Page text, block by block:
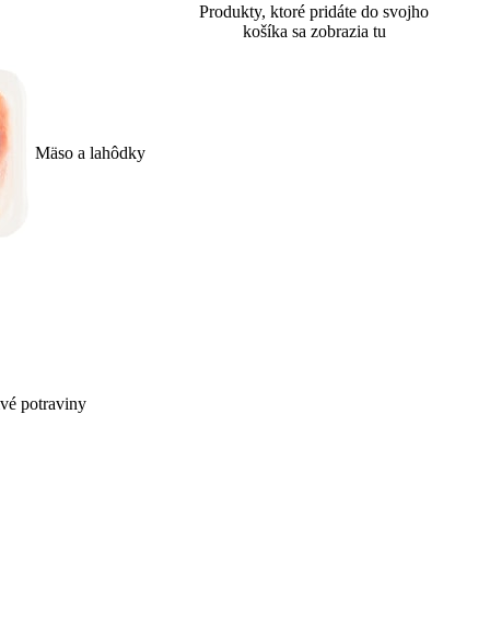
Mäso a lahôdky
potraviny
Produkty, ktoré pridáte do svojho
košíka sa zobrazia tu